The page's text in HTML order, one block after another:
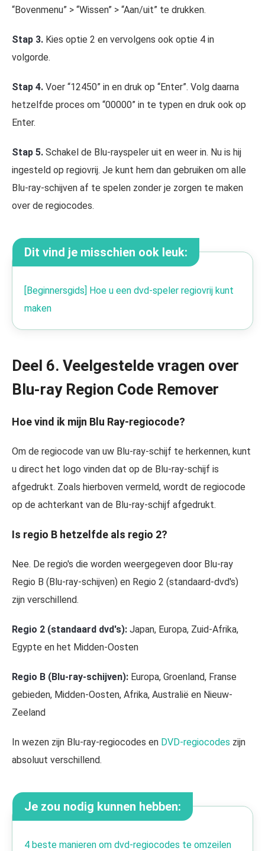
“Bovenmenu” > “Wissen” > “Aan/uit” te drukken.
Stap 3. Kies optie 2 en vervolgens ook optie 4 in
volgorde.
Stap 4. Voer “12450” in en druk op “Enter”. Volg daarna
hetzelfde proces om “00000” in te typen en druk ook op
Enter.
Stap 5. Schakel de Blu-rayspeler uit en weer in. Nu is hij
ingesteld op regiovrij. Je kunt hem dan gebruiken om alle
Blu-ray-schijven af te spelen zonder je zorgen te maken
over de regiocodes.
Dit vind je misschien ook leuk:
[Beginnersgids] Hoe u een dvd-speler regiovrij kunt
maken
Deel 6. Veelgestelde vragen over
Blu-ray Region Code Remover
Hoe vind ik mijn Blu Ray-regiocode?
Om de regiocode van uw Blu-ray-schijf te herkennen, kunt
u direct het logo vinden dat op de Blu-ray-schijf is
afgedrukt. Zoals hierboven vermeld, wordt de regiocode
op de achterkant van de Blu-ray-schijf afgedrukt.
Is regio B hetzelfde als regio 2?
Nee. De regio's die worden weergegeven door Blu-ray
Regio B (Blu-ray-schijven) en Regio 2 (standaard-dvd's)
zijn verschillend.
Regio 2 (standaard dvd's): Japan, Europa, Zuid-Afrika,
Egypte en het Midden-Oosten
Regio B (Blu-ray-schijven): Europa, Groenland, Franse
gebieden, Midden-Oosten, Afrika, Australië en Nieuw-
Zeeland
In wezen zijn Blu-ray-regiocodes en DVD-regiocodes zijn
absoluut verschillend.
Je zou nodig kunnen hebben:
4 beste manieren om dvd-regiocodes te omzeilen